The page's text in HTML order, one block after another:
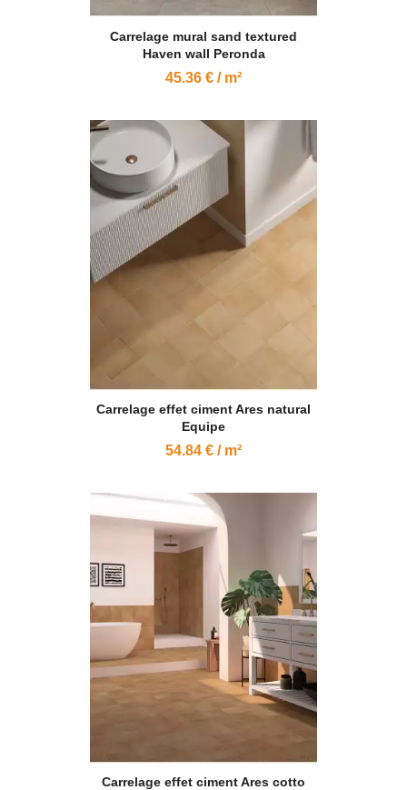
Carrelage mural sand textured
Haven wall Peronda
45.36 € / m²
Carrelage effet ciment Ares natural
Equipe
54.84 € / m²
Carrelage effet ciment Ares cotto